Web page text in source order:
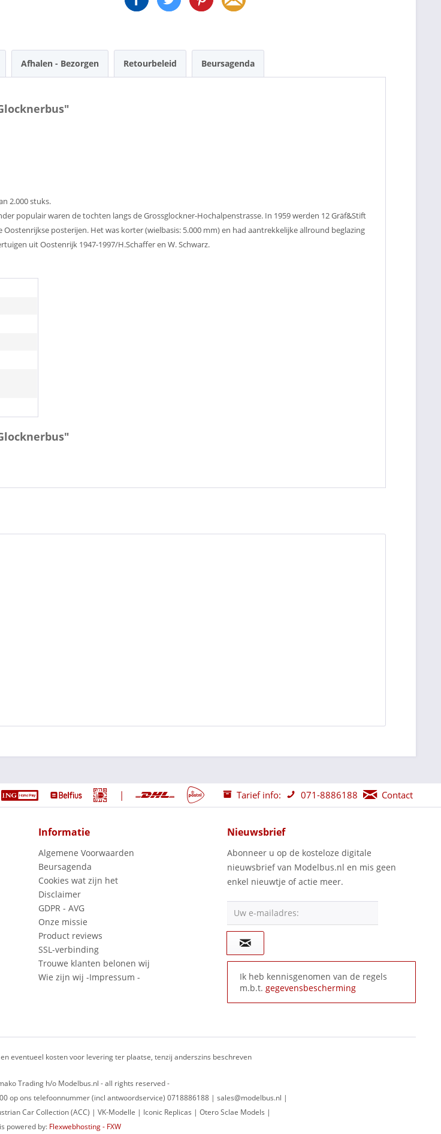
Afhalen - Bezorgen Retourbeleid Beursagenda
2.000 stuks.
populair waren de tochten langs de Grossglockner-Hochalpenstrasse. In 1959 werden 12 Gräf&Stift
posterijen. Het was korter (wielbasis: 5.000 mm) en had aantrekkelijke allround beglazing
uit Oostenrijk 1947-1997/H.Schaffer en W. Schwarz.
| Tarief info: 071-8886188 Contact
Informatie
Algemene Voorwaarden
Beursagenda
Cookies wat zijn het
Disclaimer
GDPR - AVG
Onze missie
Product reviews
SSL-verbinding
Trouwe klanten belonen wij
Wie zijn wij -Impressum -
Nieuwsbrief
Abonneer u op de kosteloze digitale
nieuwsbrief van Modelbus.nl en mis geen
enkel nieuwtje of actie meer.
Uw e-mailadres:
Ik heb kennisgenomen van de regels
m.b.t. gegevensbescherming
eventueel kosten voor levering ter plaatse, tenzij anderszins beschreven
Trading h/o Modelbus.nl - all rights reserved -
op ons telefoonnummer (incl antwoordservice) 0718886188 | sales@modelbus.nl |
Car Collection (ACC) | VK-Modelle | Iconic Replicas | Otero Sclae Models |
powered by: Flexwebhosting - FXW